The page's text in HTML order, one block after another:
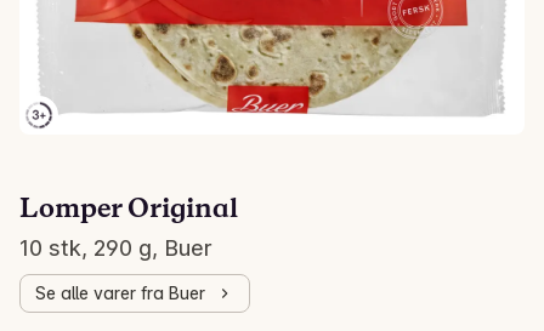
Lomper Original
10 stk, 290 g, Buer
Se alle varer fra Buer